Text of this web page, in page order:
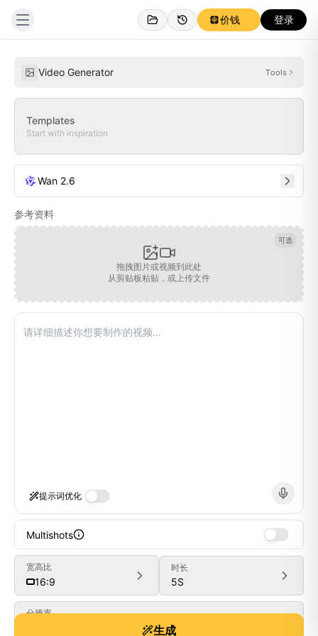
价钱 登录
Video Generator Tools
Templates
Start with inspiration
Wan 2.6
参考资料
可选
拖拽图片或视频到此处
从剪贴板粘贴，或上传文件
提示词优化
Multishots
宽高比
16:9
时长
5S
分辨率
生成
Generate